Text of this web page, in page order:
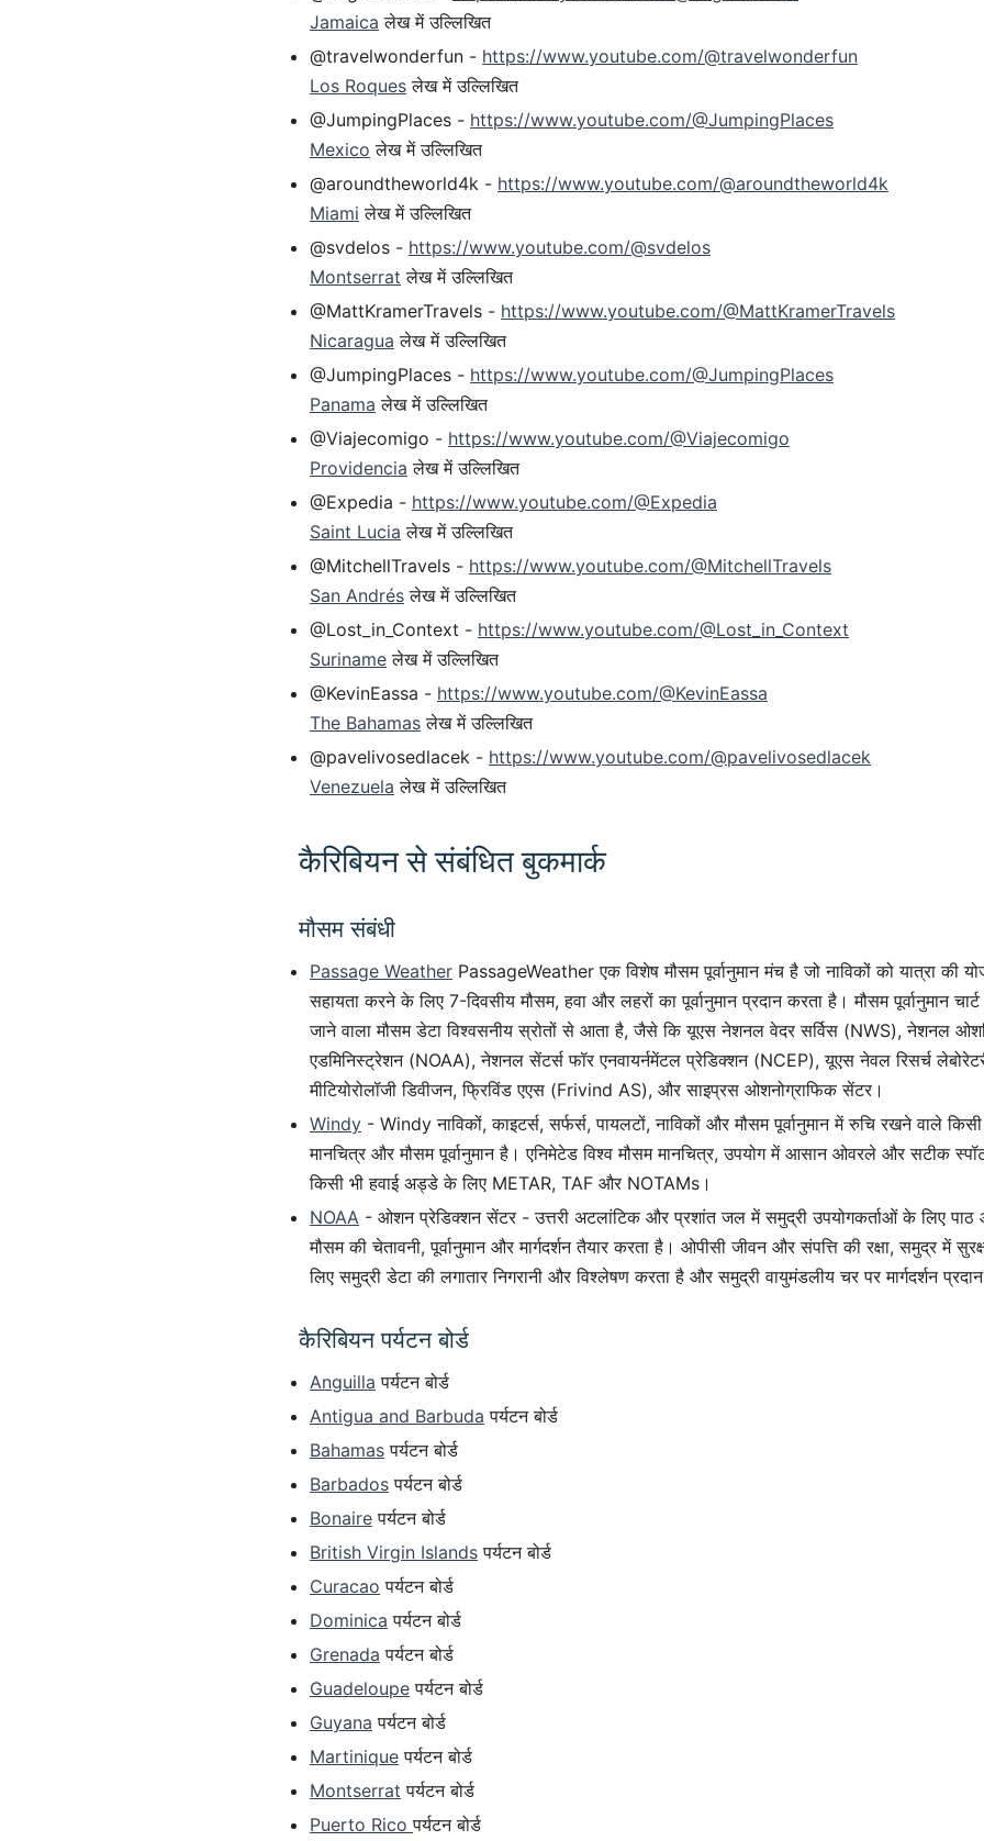
Jamaica लेख में उल्लिखित
@travelwonderfun - https://www.youtube.com/@travelwonderfun
Los Roques लेख में उल्लिखित
@JumpingPlaces - https://www.youtube.com/@JumpingPlaces
Mexico लेख में उल्लिखित
@aroundtheworld4k - https://www.youtube.com/@aroundtheworld4k
Miami लेख में उल्लिखित
@svdelos - https://www.youtube.com/@svdelos
Montserrat लेख में उल्लिखित
@MattKramerTravels - https://www.youtube.com/@MattKramerTravels
Nicaragua लेख में उल्लिखित
@JumpingPlaces - https://www.youtube.com/@JumpingPlaces
Panama लेख में उल्लिखित
@Viajecomigo - https://www.youtube.com/@Viajecomigo
Providencia लेख में उल्लिखित
@Expedia - https://www.youtube.com/@Expedia
Saint Lucia लेख में उल्लिखित
@MitchellTravels - https://www.youtube.com/@MitchellTravels
San Andrés लेख में उल्लिखित
@Lost_in_Context - https://www.youtube.com/@Lost_in_Context
Suriname लेख में उल्लिखित
@KevinEassa - https://www.youtube.com/@KevinEassa
The Bahamas लेख में उल्लिखित
@pavelivosedlacek - https://www.youtube.com/@pavelivosedlacek
Venezuela लेख में उल्लिखित
कैरिबियन से संबंधित बुकमार्क
मौसम संबंधी
Passage Weather PassageWeather एक विशेष मौसम पूर्वानुमान मंच है जो नाविकों को यात्रा की
सहायता करने के लिए 7-दिवसीय मौसम, हवा और लहरों का पूर्वानुमान प्रदान करता है। मौसम पूर्वानुमान
जाने वाला मौसम डेटा विश्वसनीय स्रोतों से आता है, जैसे कि यूएस नेशनल वेदर सर्विस (NWS), नेशनल
एडमिनिस्ट्रेशन (NOAA), नेशनल सेंटर्स फॉर एनवायर्नमेंटल प्रेडिक्शन (NCEP), यूएस नेवल रिसर्च
मीटियोरोलॉजी डिवीजन, फ्रिविंड एएस (Frivind AS), और साइप्रस ओशनोग्राफिक सेंटर।
Windy - Windy नाविकों, काइटर्स, सर्फर्स, पायलटों, नाविकों और मौसम पूर्वानुमान में रुचि रखने वाले
मानचित्र और मौसम पूर्वानुमान है। एनिमेटेड विश्व मौसम मानचित्र, उपयोग में आसान ओवरले और सटीक
किसी भी हवाई अड्डे के लिए METAR, TAF और NOTAMs।
NOAA - ओशन प्रेडिक्शन सेंटर - उत्तरी अटलांटिक और प्रशांत जल में समुद्री उपयोगकर्ताओं के लिए पाठ
मौसम की चेतावनी, पूर्वानुमान और मार्गदर्शन तैयार करता है। ओपीसी जीवन और संपत्ति की रक्षा, समुद्र में
लिए समुद्री डेटा की लगातार निगरानी और विश्लेषण करता है और समुद्री वायुमंडलीय चर पर मार्गदर्शन
कैरिबियन पर्यटन बोर्ड
Anguilla पर्यटन बोर्ड
Antigua and Barbuda पर्यटन बोर्ड
Bahamas पर्यटन बोर्ड
Barbados पर्यटन बोर्ड
Bonaire पर्यटन बोर्ड
British Virgin Islands पर्यटन बोर्ड
Curacao पर्यटन बोर्ड
Dominica पर्यटन बोर्ड
Grenada पर्यटन बोर्ड
Guadeloupe पर्यटन बोर्ड
Guyana पर्यटन बोर्ड
Martinique पर्यटन बोर्ड
Montserrat पर्यटन बोर्ड
Puerto Ricoपर्यटन बोर्ड